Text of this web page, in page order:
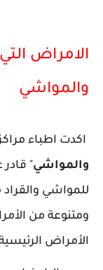
الامراض
والمواشي
اكدت اطباء
والمواشي"
للمواشي
ومتنوعة من
الأمراض